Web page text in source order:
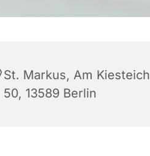
St. Markus, Am Kiesteich
50, 13589 Berlin